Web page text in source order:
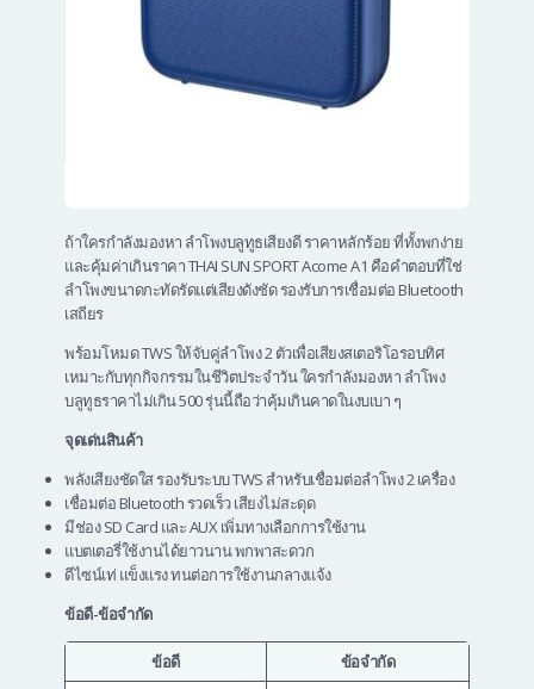
ถ้าใครกำลังมองหา ลําโพงบลูทูธเสียงดี ราคาหลักร้อย ที่ทั้งพกง่าย
และคุ้มค่าเกินราคา THAI SUN SPORT Acome A1 คือคำตอบที่ใช่
ลำโพงขนาดกะทัดรัดแต่เสียงดังชัด รองรับการเชื่อมต่อ Bluetooth
เสถียร
พร้อมโหมด TWS ให้จับคู่ลำโพง 2 ตัวเพื่อเสียงสเตอริโอรอบทิศ
เหมาะกับทุกกิจกรรมในชีวิตประจำวัน ใครกำลังมองหา ลําโพง
บลูทูธราคาไม่เกิน 500 รุ่นนี้ถือว่าคุ้มเกินคาดในงบเบา ๆ
จุดเด่นสินค้า
พลังเสียงชัดใส รองรับระบบ TWS สำหรับเชื่อมต่อลำโพง 2 เครื่อง
เชื่อมต่อ Bluetooth รวดเร็ว เสียงไม่สะดุด
มีช่อง SD Card และ AUX เพิ่มทางเลือกการใช้งาน
แบตเตอรี่ใช้งานได้ยาวนาน พกพาสะดวก
ดีไซน์เท่ แข็งแรง ทนต่อการใช้งานกลางแจ้ง
ข้อดี-ข้อจำกัด
ข้อดี
ข้อจำกัด